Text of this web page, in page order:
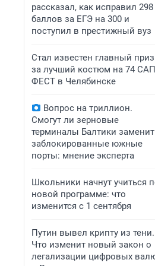
рассказал, как исправил 298
баллов за ЕГЭ на 300 и
поступил в престижный вуз
Стал известен главный приз
за лучший костюм на 74 САП
ФЕСТ в Челябинске
Вопрос на триллион.
Смогут ли зерновые
терминалы Балтики
заблокированные южные
порты: мнение эксперта
Школьники начнут учиться
новой программе: что
изменится с 1 сентября
Путин вывел крипту из тени.
Что изменит новый закон о
легализации цифровых